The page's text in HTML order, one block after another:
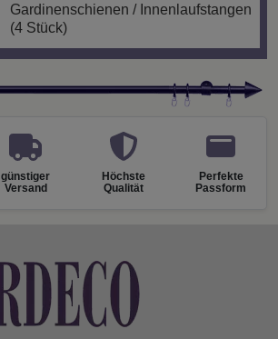
Gardinenschienen / Innenlaufstangen
(4 Stück)
günstiger
Versand
Höchste
Qualität
Perfekte
Passform